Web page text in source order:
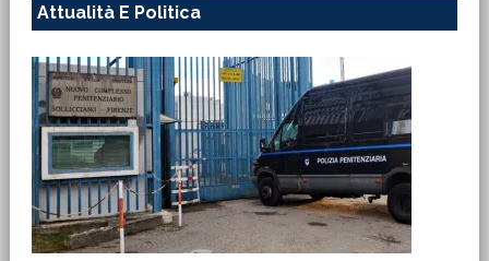
Attualità E Politica